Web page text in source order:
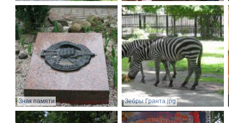
Знак памяти Зебры Гранта.jpg